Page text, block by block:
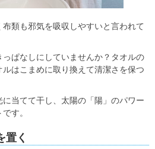
類も邪気を吸収しやすいと言われて
っぱなしにしていませんか？タオルの
はこまめに取り換えて清潔さを保つ
当てて干し、太陽の「陽」のパワー
す。
置く